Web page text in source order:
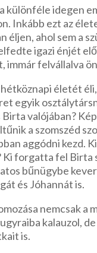
különféle idegen
Inkább ezt az
éljen, ahol sem a
igazi énjét
immár felvállalva
életét
egyik
Birta valójában?
a szomszéd
aggódni kezd.
forgatta fel Birta
bűnügybe
és Jóhannát is.
nemcsak a
kalauzol,
is.